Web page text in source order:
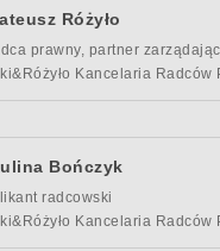
Różyło
prawny, partner
Kancelaria Radców
Bończyk
radcowski
Kancelaria Radców